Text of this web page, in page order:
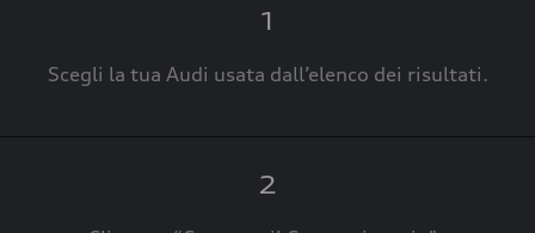
1
Scegli la tua Audi usata dall’elenco dei risultati.
2